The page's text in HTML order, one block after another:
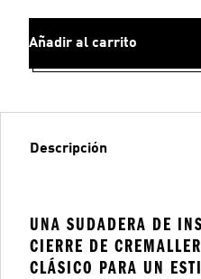
Añadir al carrito
Descripción
UNA SUDADERA DE
CIERRE DE
CLÁSICO PARA UN